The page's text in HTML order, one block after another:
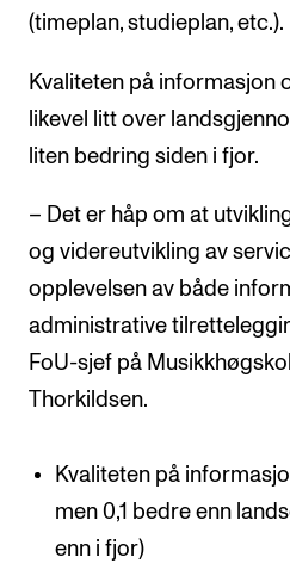
(timeplan, studieplan, etc.).
Kvaliteten på
likevel litt over
liten bedring siden i fjor.
– Det er håp om at
og videreutvikling av
opplevelsen av både
administrative
FoU-sjef på
Thorkildsen.
Kvaliteten på
men 0,1 bedre enn
enn i fjor)